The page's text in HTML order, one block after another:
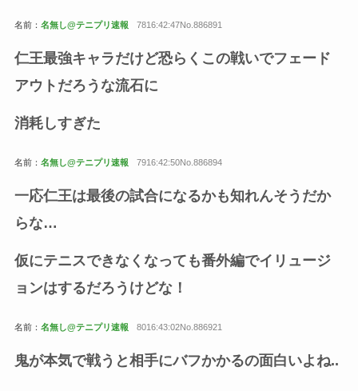
名前： 名無し@テニプリ速報 7816:42:47No.886891
仁王最強キャラだけど恐らくこの戦いでフェード
アウトだろうな流石に
消耗しすぎた
名前： 名無し@テニプリ速報 7916:42:50No.886894
一応仁王は最後の試合になるかも知れんそうだか
らな…
仮にテニスできなくなっても番外編でイリュージ
ョンはするだろうけどな！
名前： 名無し@テニプリ速報 8016:43:02No.886921
鬼が本気で戦うと相手にバフかかるの面白いよね..